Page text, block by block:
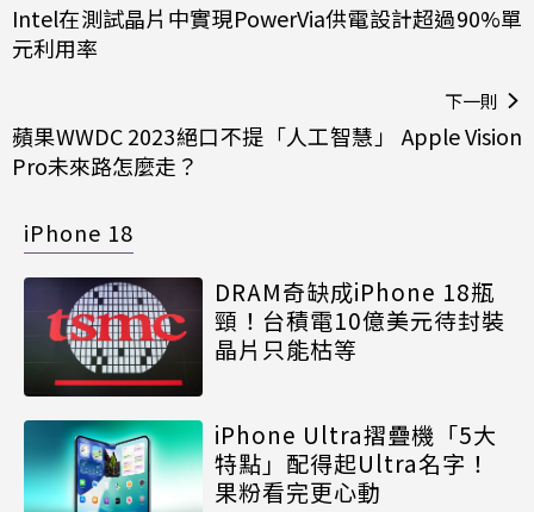
Intel在測試晶片中實現PowerVia供電設計超過90%單
元利用率
下一則
蘋果WWDC 2023絕口不提「人工智慧」 Apple Vision
Pro未來路怎麼走？
iPhone 18
DRAM奇缺成iPhone 18瓶
頸！台積電10億美元待封裝
晶片只能枯等
iPhone Ultra摺疊機「5大
特點」配得起Ultra名字！
果粉看完更心動